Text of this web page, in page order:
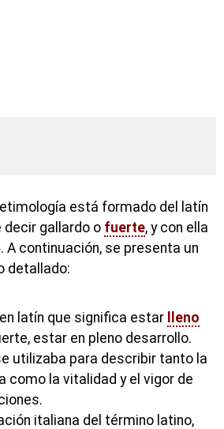
está formado del latín
decir gallardo o fuerte, y con ella
A continuación, se presenta un
detallado:
latín que significa estar
lleno
estar en pleno desarrollo.
utilizaba para describir tanto la
como la vitalidad y el vigor de
italiana del término latino,